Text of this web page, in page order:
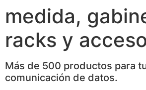
medida,
racks y
Más de 500 productos para
comunicación de datos.